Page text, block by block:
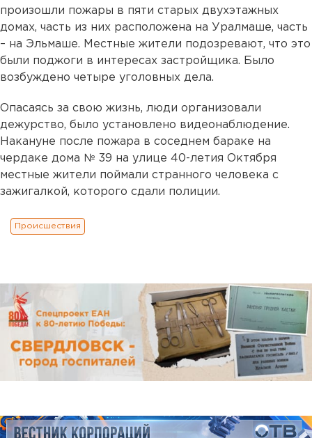
произошли пожары в пяти старых двухэтажных
домах, часть из них расположена на Уралмаше, часть
– на Эльмаше. Местные жители подозревают, что это
были поджоги в интересах застройщика. Было
возбуждено четыре уголовных дела.
Опасаясь за свою жизнь, люди организовали
дежурство, было установлено видеонаблюдение.
Накануне после пожара в соседнем бараке на
чердаке дома № 39 на улице 40-летия Октября
местные жители поймали странного человека с
зажигалкой, которого сдали полиции.
Происшествия